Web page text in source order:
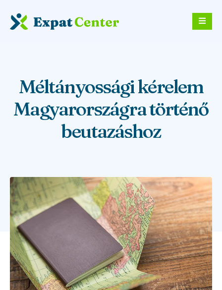
Méltányossági kérelem
Magyarországra történő
beutazáshoz